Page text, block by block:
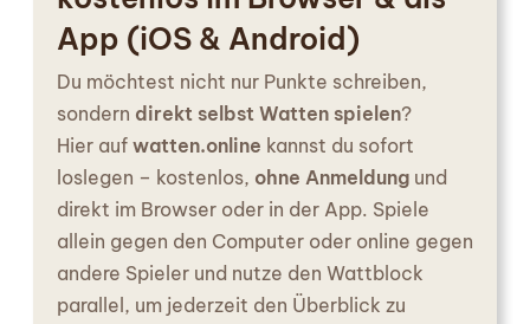
App (iOS & Android)
Du möchtest nicht nur Punkte schreiben,
sondern direkt selbst Watten spielen?
Hier auf watten.online kannst du sofort
loslegen – kostenlos, ohne Anmeldung und
direkt im Browser oder in der App. Spiele
allein gegen den Computer oder online gegen
andere Spieler und nutze den Wattblock
parallel, um jederzeit den Überblick zu